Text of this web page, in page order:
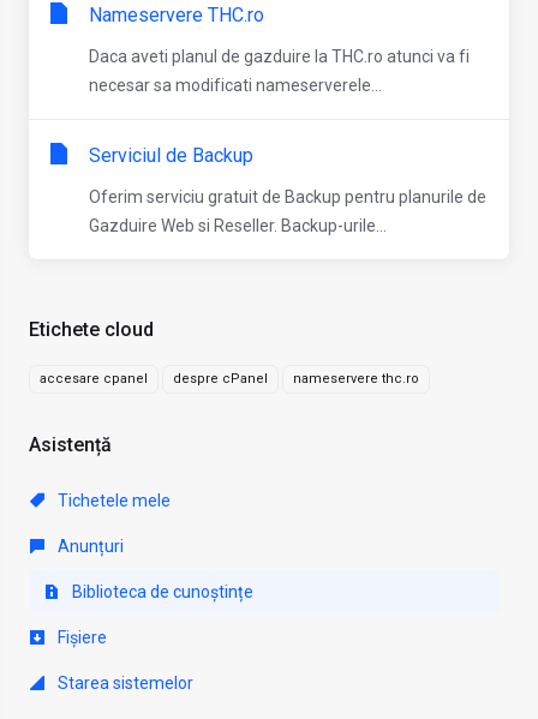
Etichete cloud
accesare cpanel despre cPanel nameservere thc.ro
Asistență
Tichetele mele
Anunțuri
Biblioteca de cunoștințe
Fișiere
Starea sistemelor
Nameservere THC.ro
Daca aveti planul de gazduire la THC.ro atunci va fi
necesar sa modificati nameserverele...
Serviciul de Backup
Oferim serviciu gratuit de Backup pentru planurile de
Gazduire Web si Reseller. Backup-urile...